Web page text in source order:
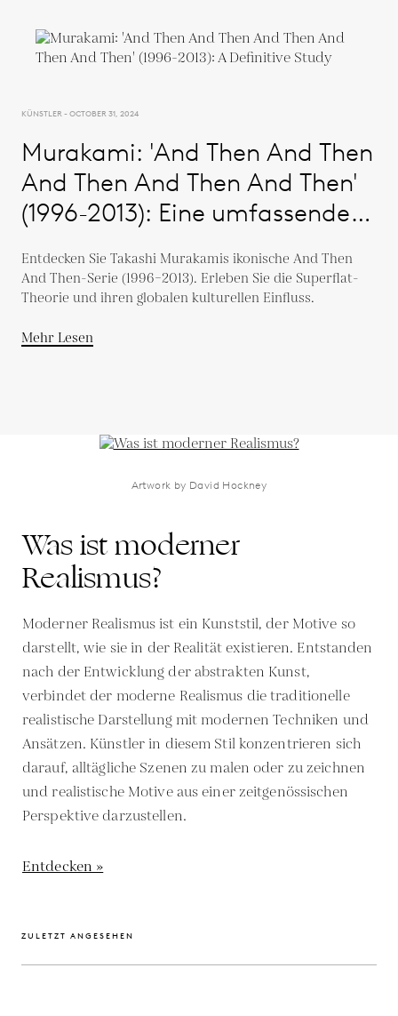
KÜNSTLER - OCTOBER 31, 2024
Murakami: 'And Then And Then
And Then And Then And Then'
(1996-2013): Eine umfassende
Entdecken Sie Takashi Murakamis ikonische And Then
And Then-Serie (1996–2013). Erleben Sie die Superflat-
Theorie und ihren globalen kulturellen Einfluss.
Mehr Lesen
Artwork by David Hockney
Was ist moderner
Realismus?
Moderner Realismus ist ein Kunststil, der Motive so
darstellt, wie sie in der Realität existieren. Entstanden
nach der Entwicklung der abstrakten Kunst,
verbindet der moderne Realismus die traditionelle
realistische Darstellung mit modernen Techniken und
Ansätzen. Künstler in diesem Stil konzentrieren sich
darauf, alltägliche Szenen zu malen oder zu zeichnen
und realistische Motive aus einer zeitgenössischen
Perspektive darzustellen.
Entdecken »
ZULETZT ANGESEHEN